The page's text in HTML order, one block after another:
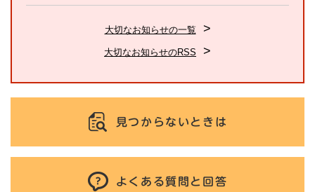
大切なお知らせの一覧
大切なお知らせのRSS
見つからないときは
よくある質問と回答